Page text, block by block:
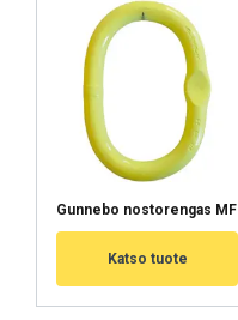
Gunnebo nostorengas MF
Katso tuote